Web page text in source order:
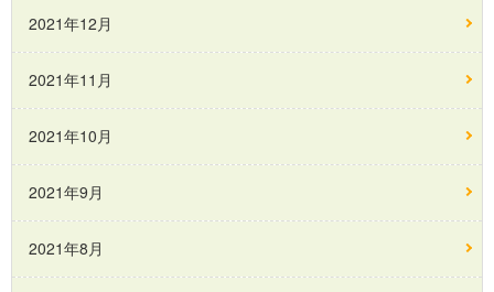
2021年12月
2021年11月
2021年10月
2021年9月
2021年8月